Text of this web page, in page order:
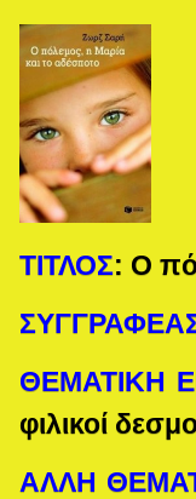
ΤΙΤΛΟΣ: Ο
ΘΕΜΑΤΙΚΗ
φιλικοί
ΑΛΛΗ